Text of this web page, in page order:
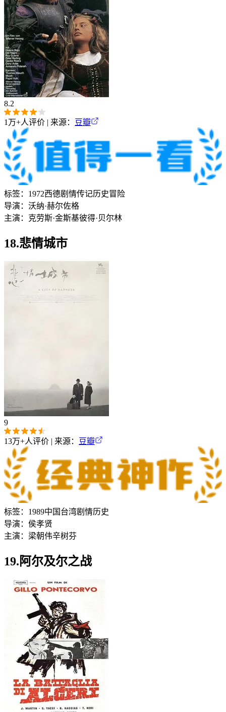
8.2
1万+人评价 | 来源： 豆瓣
标签： 1972西德剧情传记历史冒险
导演： 沃纳·赫尔佐格
主演： 克劳斯·金斯基彼得·贝尔林
18.悲情城市
9
13万+人评价 | 来源： 豆瓣
标签： 1989中国台湾剧情历史
导演： 侯孝贤
主演： 梁朝伟辛树芬
19.阿尔及尔之战